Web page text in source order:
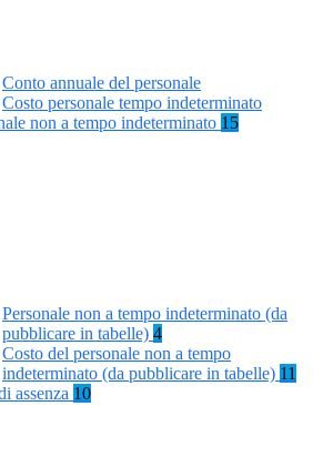
Conto annuale del personale
Costo personale tempo indeterminato
non a tempo indeterminato 15
Personale non a tempo indeterminato (da
pubblicare in tabelle) 4
Costo del personale non a tempo
indeterminato (da pubblicare in tabelle) 11
assenza 10